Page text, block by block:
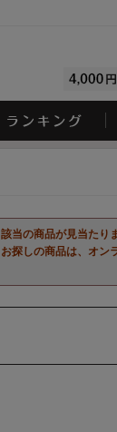
該当の商品が見当たり
お探しの商品は、オン